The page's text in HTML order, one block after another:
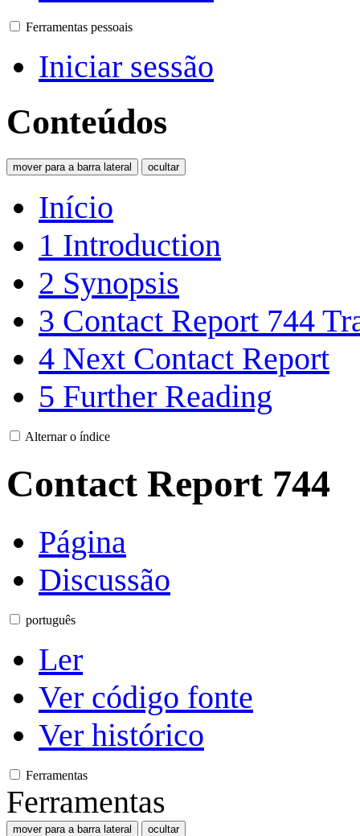
Ferramentas pessoais
Iniciar sessão
Conteúdos
mover para a barra lateral ocultar
Início
1 Introduction
2 Synopsis
3 Contact Report 744
4 Next Contact Report
5 Further Reading
Alternar o índice
Contact Report 744
Página
Discussão
português
Ler
Ver código fonte
Ver histórico
Ferramentas
Ferramentas
mover para a barra lateral ocultar